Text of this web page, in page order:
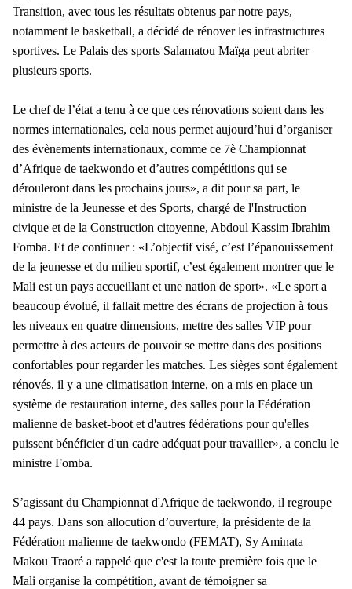
Transition, avec tous les résultats obtenus par notre pays,
notamment le basketball, a décidé de rénover les infrastructures
sportives. Le Palais des sports Salamatou Maïga peut abriter
plusieurs sports.
Le chef de l’état a tenu à ce que ces rénovations soient dans les
normes internationales, cela nous permet aujourd’hui d’organiser
des évènements internationaux, comme ce 7è Championnat
d’Afrique de taekwondo et d’autres compétitions qui se
dérouleront dans les prochains jours», a dit pour sa part, le
ministre de la Jeunesse et des Sports, chargé de l'Instruction
civique et de la Construction citoyenne, Abdoul Kassim Ibrahim
Fomba. Et de continuer : «L’objectif visé, c’est l’épanouissement
de la jeunesse et du milieu sportif, c’est également montrer que le
Mali est un pays accueillant et une nation de sport». «Le sport a
beaucoup évolué, il fallait mettre des écrans de projection à tous
les niveaux en quatre dimensions, mettre des salles VIP pour
permettre à des acteurs de pouvoir se mettre dans des positions
confortables pour regarder les matches. Les sièges sont également
rénovés, il y a une climatisation interne, on a mis en place un
système de restauration interne, des salles pour la Fédération
malienne de basket-boot et d'autres fédérations pour qu'elles
puissent bénéficier d'un cadre adéquat pour travailler», a conclu le
ministre Fomba.
S’agissant du Championnat d'Afrique de taekwondo, il regroupe
44 pays. Dans son allocution d’ouverture, la présidente de la
Fédération malienne de taekwondo (FEMAT), Sy Aminata
Makou Traoré a rappelé que c'est la toute première fois que le
Mali organise la compétition, avant de témoigner sa